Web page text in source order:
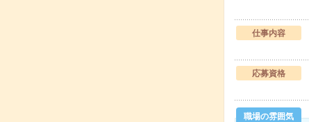
仕事内容
応募資格
職場の雰囲気